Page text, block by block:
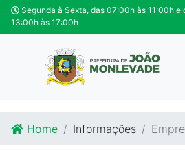
Ir para o conteúdo
Ir para o fim do conteúdo
Segunda à Sexta, das 07:00h às 11:00h e
13:00h às 17:00h
Home Informações